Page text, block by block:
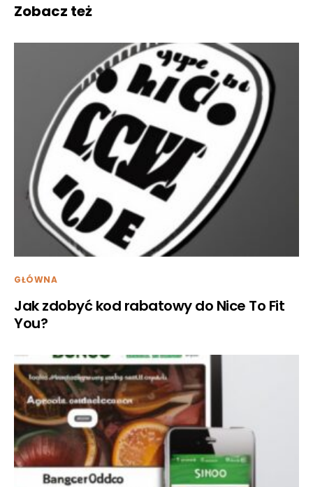
Zobacz też
GŁÓWNA
Jak zdobyć kod rabatowy do Nice To Fit
You?